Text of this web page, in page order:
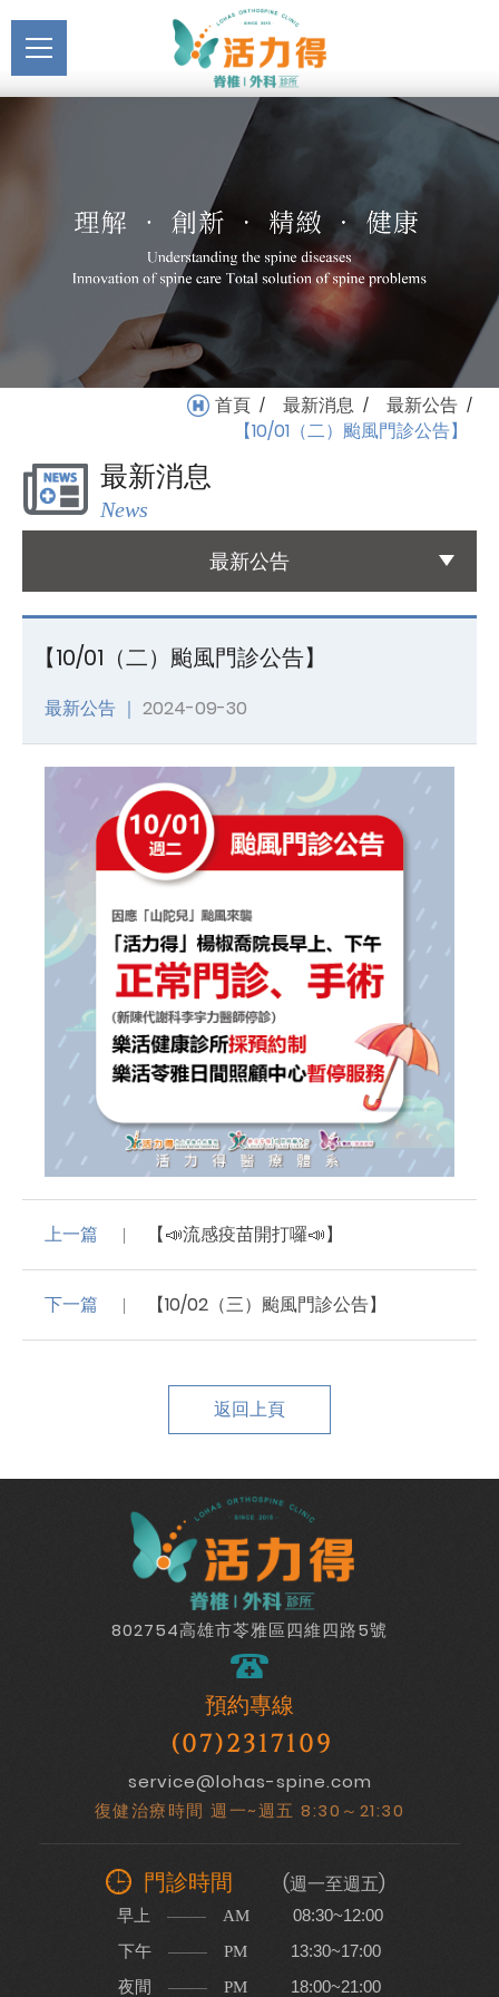
【10/01（二）颱風門診公
告】_最新公告_最新消息 |
活力得脊椎外科診所
主選單關於活力得
醫療服務
Medical Service
Registration
就醫指南
Medical Instruction
衛教專區
Health Education
友善連結
Links
首頁 / 最新消息 / 最新公告 /
【10/01（二）颱風門診公告】
最新消息
News
最新公告
【10/01（二）颱風門診公告】
最新公告 ｜ 2024-09-30
上一篇 【📣流感疫苗開打囉📣】
下一篇 【10/02（三）颱風門診公告】
返回上頁
802754高雄市苓雅區四維四路5號
預約專線
(07)2317109
service@lohas-spine.com
復健治療時間 週一~週五 8:30～21:30
門診時間 (週一至週五)
早上 AM 08:30~12:00
下午 PM 13:30~17:00
夜間 PM 18:00~21:00